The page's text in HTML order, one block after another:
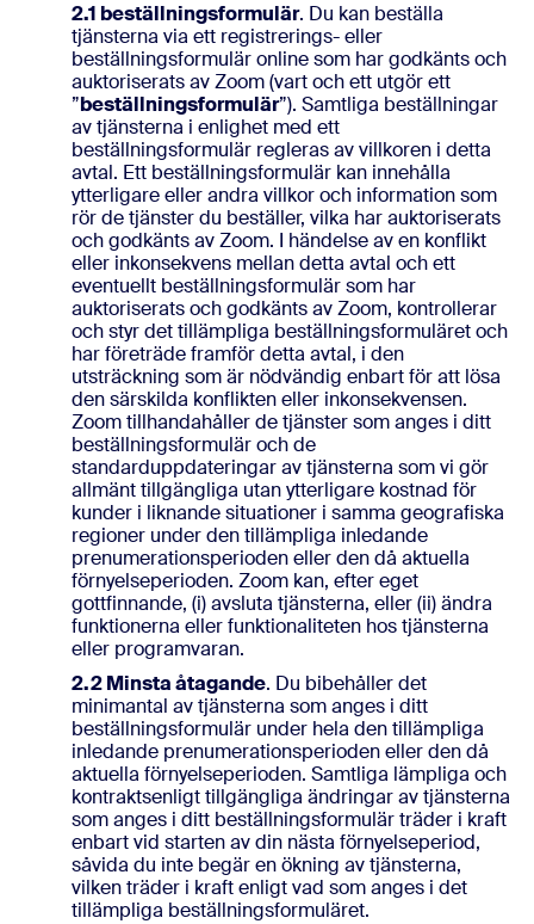
2.1 beställningsformulär. Du kan beställa
tjänsterna via ett registrerings- eller
beställningsformulär online som har godkänts och
auktoriserats av Zoom (vart och ett utgör ett
”beställningsformulär”). Samtliga beställningar
av tjänsterna i enlighet med ett
beställningsformulär regleras av villkoren i detta
avtal. Ett beställningsformulär kan innehålla
ytterligare eller andra villkor och information som
rör de tjänster du beställer, vilka har auktoriserats
och godkänts av Zoom. I händelse av en konflikt
eller inkonsekvens mellan detta avtal och ett
eventuellt beställningsformulär som har
auktoriserats och godkänts av Zoom, kontrollerar
och styr det tillämpliga beställningsformuläret och
har företräde framför detta avtal, i den
utsträckning som är nödvändig enbart för att lösa
den särskilda konflikten eller inkonsekvensen.
Zoom tillhandahåller de tjänster som anges i ditt
beställningsformulär och de
standarduppdateringar av tjänsterna som vi gör
allmänt tillgängliga utan ytterligare kostnad för
kunder i liknande situationer i samma geografiska
regioner under den tillämpliga inledande
prenumerationsperioden eller den då aktuella
förnyelseperioden. Zoom kan, efter eget
gottfinnande, (i) avsluta tjänsterna, eller (ii) ändra
funktionerna eller funktionaliteten hos tjänsterna
eller programvaran.
2.2 Minsta åtagande. Du bibehåller det
minimantal av tjänsterna som anges i ditt
beställningsformulär under hela den tillämpliga
inledande prenumerationsperioden eller den då
aktuella förnyelseperioden. Samtliga lämpliga och
kontraktsenligt tillgängliga ändringar av tjänsterna
som anges i ditt beställningsformulär träder i kraft
enbart vid starten av din nästa förnyelseperiod,
såvida du inte begär en ökning av tjänsterna,
vilken träder i kraft enligt vad som anges i det
tillämpliga beställningsformuläret.